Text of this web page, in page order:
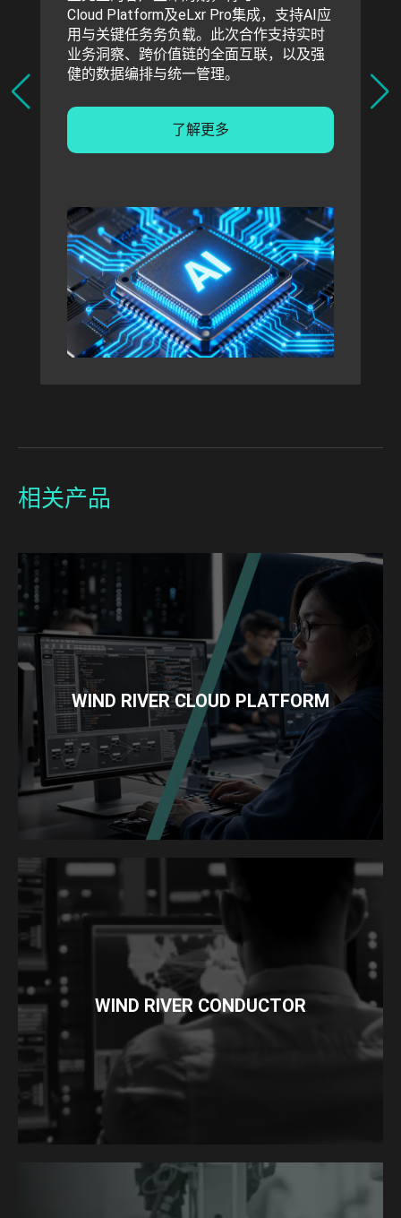
Cloud Platform及eLxr Pro集成，支持AI应
用与关键任务务负载。此次合作支持实时
业务洞察、跨价值链的全面互联，以及强
健的数据编排与统一管理。
了解更多
相关产品
WIND RIVER CLOUD PLATFORM
WIND RIVER CONDUCTOR